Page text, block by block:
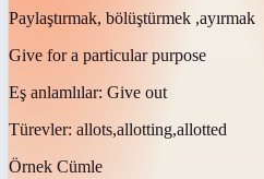
Paylaştırmak, bölüştürmek ,ayırmak
Give for a particular purpose
Eş anlamlılar: Give out
Türevler: allots,allotting,allotted
Örnek Cümle